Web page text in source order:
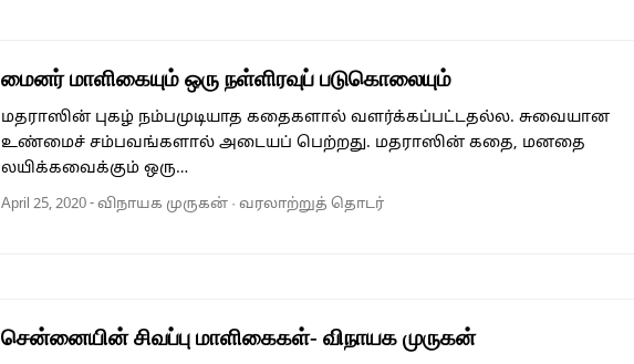
மைனர் மாளிகையும் ஒரு நள்ளிரவுப் படுகொலையும்
மதராஸின் புகழ் நம்பமுடியாத கதைகளால் வளர்க்கப்பட்டதல்ல. சுவையான
உண்மைச் சம்பவங்களால் அடையப் பெற்றது. மதராஸின் கதை, மனதை
லயிக்கவைக்கும் ஒரு…
April 25, 2020-விநாயக முருகன் ·வரலாற்றுத் தொடர்
சென்னையின் சிவப்பு மாளிகைகள்- விநாயக முருகன்